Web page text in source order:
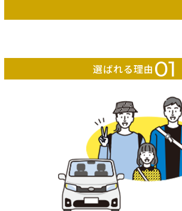
選ばれる理由 01